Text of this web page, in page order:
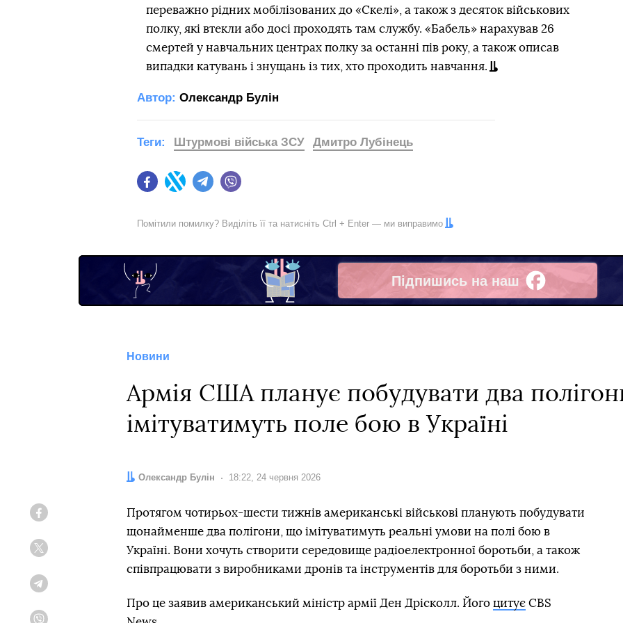
переважно рідних мобілізованих до «Скелі», а також з десяток військових
полку, які втекли або досі проходять там службу. «Бабель» нарахував 26
смертей у навчальних центрах полку за останні пів року, а також описав
випадки катувань і знущань із тих, хто проходить навчання.
Автор: Олександр Булін
FacebookTwitter Telegram
Теги: Штурмові війська ЗСУ Дмитро Лубінець
Помітили помилку? Виділіть її та натисніть Ctrl + Enter — ми виправимо
Підпишись на наш
Facebook
Новини
Армія США планує побудувати два
імітуватимуть поле бою в Україні
Автор:
Олександр Булін Дата:
18:22, 24 червня 2026
Протягом чотирьох-шести тижнів американські військові планують побудувати
щонайменше два полігони, що імітуватимуть реальні умови на полі бою в
Україні. Вони хочуть створити середовище радіоелектронної боротьби, а також
співпрацювати з виробниками дронів та інструментів для боротьби з ними.
Про це заявив американський міністр армії Ден Дрісколл. Його цитує CBS